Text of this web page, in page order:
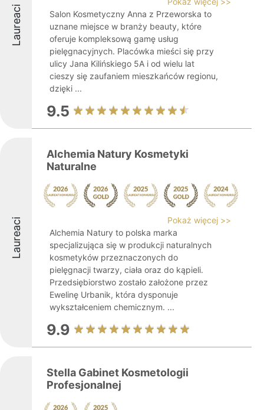
Laureaci
Salon Kosmetyczny Anna z Przeworska to
uznane miejsce w branży beauty, które
oferuje kompleksową gamę usług
pielęgnacyjnych. Placówka mieści się przy
ulicy Jana Kilińskiego 5A i od wielu lat
cieszy się zaufaniem mieszkańców regionu,
dzięki ...
9.5
Laureaci
Alchemia Natury Kosmetyki
Naturalne
Pokaż więcej >>
Alchemia Natury to polska marka
specjalizująca się w produkcji naturalnych
kosmetyków przeznaczonych do
pielęgnacji twarzy, ciała oraz do kąpieli.
Przedsiębiorstwo zostało założone przez
Ewelinę Urbanik, która dysponuje
wykształceniem chemicznym. ...
9.9
Stella Gabinet Kosmetologii
Profesjonalnej